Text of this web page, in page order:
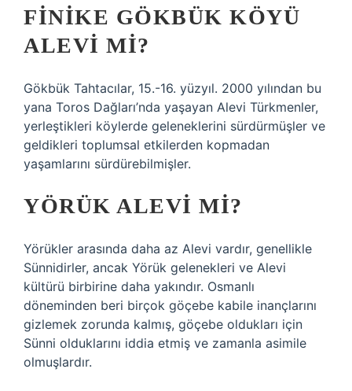
FINIKE GÖKBÜK KÖYÜ
ALEVI MI?
Gökbük Tahtacılar, 15.-16. yüzyıl. 2000 yılından bu
yana Toros Dağları’nda yaşayan Alevi Türkmenler,
yerleştikleri köylerde geleneklerini sürdürmüşler ve
geldikleri toplumsal etkilerden kopmadan
yaşamlarını sürdürebilmişler.
YÖRÜK ALEVI MI?
Yörükler arasında daha az Alevi vardır, genellikle
Sünnidirler, ancak Yörük gelenekleri ve Alevi
kültürü birbirine daha yakındır. Osmanlı
döneminden beri birçok göçebe kabile inançlarını
gizlemek zorunda kalmış, göçebe oldukları için
Sünni olduklarını iddia etmiş ve zamanla asimile
olmuşlardır.